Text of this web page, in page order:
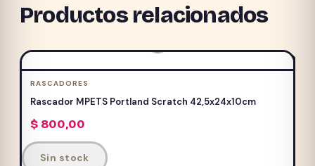
Productos relacionados
RASCADORES
Rascador MPETS Portland Scratch 42,5x24x10cm
$800,00
Sin stock